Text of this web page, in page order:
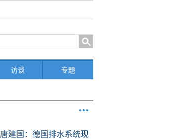
访谈 专题
唐建国：德国排水系统现